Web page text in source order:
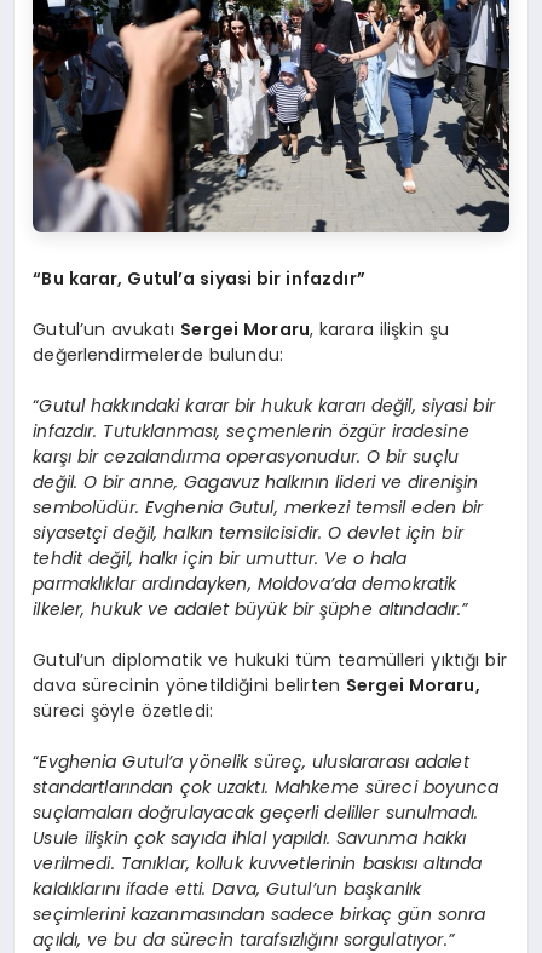
“Bu karar, Gutul’a siyasi bir infazdır”
Gutul’un avukatı Sergei Moraru, karara ilişkin şu
değerlendirmelerde bulundu:
“Gutul hakkındaki karar bir hukuk kararı değil, siyasi bir
infazdır. Tutuklanması, seçmenlerin özgür iradesine
karşı bir cezalandırma operasyonudur. O bir suçlu
değil. O bir anne, Gagavuz halkının lideri ve direnişin
sembolüdür. Evghenia Gutul, merkezi temsil eden bir
siyasetçi değil, halkın temsilcisidir. O devlet için bir
tehdit değil, halkı için bir umuttur. Ve o hala
parmaklıklar ardındayken, Moldova’da demokratik
ilkeler, hukuk ve adalet büyük bir şüphe altındadır.”
Gutul’un diplomatik ve hukuki tüm teamülleri yıktığı bir
dava sürecinin yönetildiğini belirten Sergei Moraru,
süreci şöyle özetledi:
“Evghenia Gutul’a yönelik süreç, uluslararası adalet
standartlarından çok uzaktı. Mahkeme süreci boyunca
suçlamaları doğrulayacak geçerli deliller sunulmadı.
Usule ilişkin çok sayıda ihlal yapıldı. Savunma hakkı
verilmedi. Tanıklar, kolluk kuvvetlerinin baskısı altında
kaldıklarını ifade etti. Dava, Gutul’un başkanlık
seçimlerini kazanmasından sadece birkaç gün sonra
açıldı, ve bu da sürecin tarafsızlığını sorgulatıyor.”